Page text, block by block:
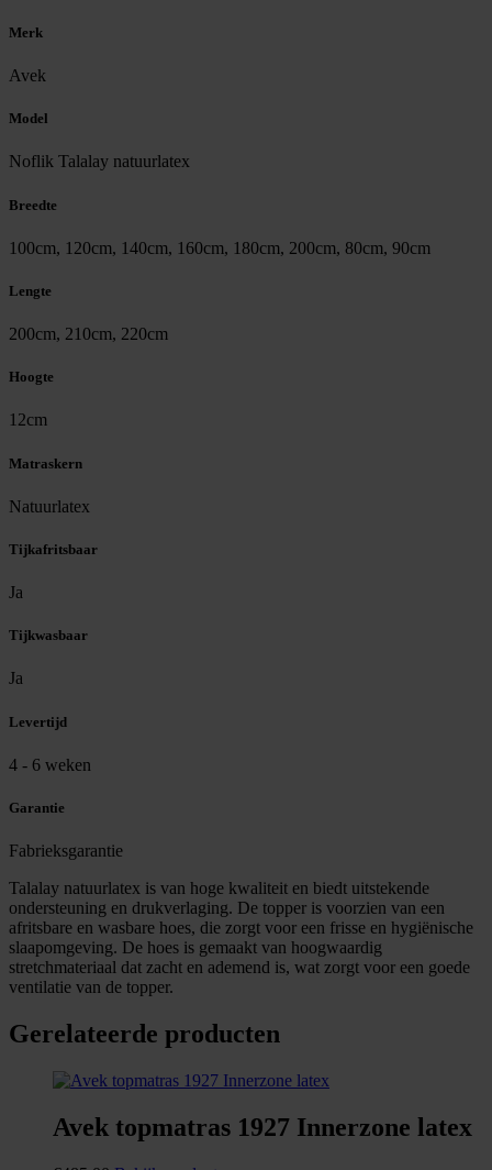
Merk
Avek
Model
Noflik Talalay natuurlatex
Breedte
100cm, 120cm, 140cm, 160cm, 180cm, 200cm, 80cm, 90cm
Lengte
200cm, 210cm, 220cm
Hoogte
12cm
Matraskern
Natuurlatex
Tijkafritsbaar
Ja
Tijkwasbaar
Ja
Levertijd
4 - 6 weken
Garantie
Fabrieksgarantie
Talalay natuurlatex is van hoge kwaliteit en biedt uitstekende
ondersteuning en drukverlaging. De topper is voorzien van een
afritsbare en wasbare hoes, die zorgt voor een frisse en hygiënische
slaapomgeving. De hoes is gemaakt van hoogwaardig
stretchmateriaal dat zacht en ademend is, wat zorgt voor een goede
ventilatie van de topper.
Gerelateerde producten
Avek topmatras 1927 Innerzone latex